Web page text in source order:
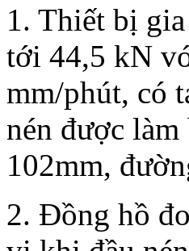
1. Thiết bị
tới 44,5 kN
mm/phút, có
nén được
102mm,
2. Đồng hồ